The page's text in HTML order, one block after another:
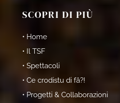
SCOPRI DI PIÙ
• Home
• Il TSF
• Spettacoli
• Ce crodistu di fâ?!
• Progetti & Collaborazioni